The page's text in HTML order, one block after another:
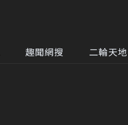
趣聞網搜 二輪天地